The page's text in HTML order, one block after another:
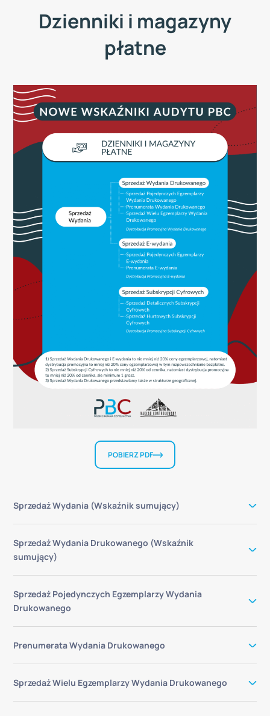
Dzienniki i magazyny
płatne
POBIERZ PDF
Sprzedaż Wydania (Wskaźnik sumujący)
Sprzedaż Wydania Drukowanego (Wskaźnik
sumujący)
Sprzedaż Pojedynczych Egzemplarzy Wydania
Drukowanego
Prenumerata Wydania Drukowanego
Sprzedaż Wielu Egzemplarzy Wydania Drukowanego